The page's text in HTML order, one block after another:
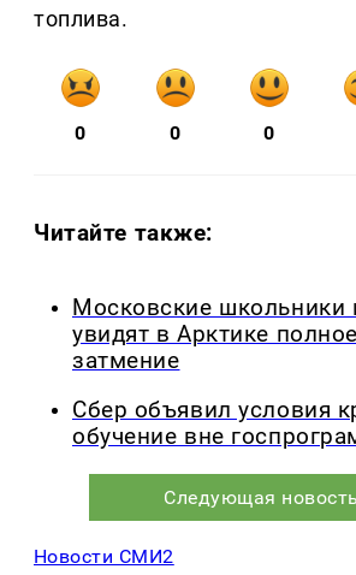
топлива.
0 0 0
Читайте также:
Московские школьники
увидят в Арктике
затмение
Сбер объявил условия
обучение вне
Следующая
Новости СМИ2